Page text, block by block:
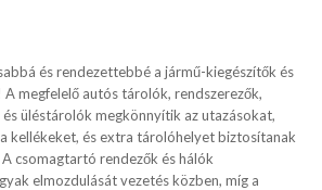
és rendezettebbé a jármű-kiegészítők és
A megfelelő autós tárolók, rendszerezők,
üléstárolók megkönnyítik az utazásokat,
kellékeket, és extra tárolóhelyet biztosítanak
csomagtartó rendezők és hálók
elmozdulását vezetés közben, míg a